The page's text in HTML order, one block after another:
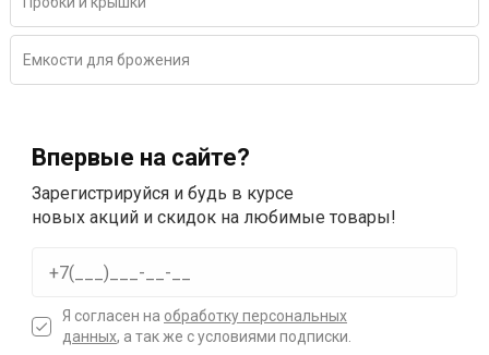
Емкости для брожения
Впервые на сайте?
Зарегистрируйся и будь в курсе
новых акций и скидок на любимые товары!
Я согласен на обработку персональных
данных, а так же с условиями подписки.